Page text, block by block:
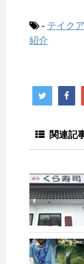
- テイク
紹介
関連記